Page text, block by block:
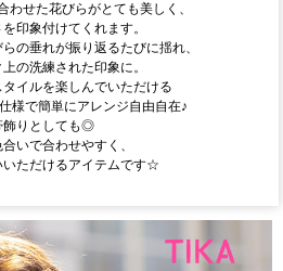
わせた花びらがとても美しく、
印象付けてくれます。
の垂れが振り返るたびに揺れ、
の洗練された印象に。
イルを楽しんでいただける
様で簡単にアレンジ自由自在♪
飾りとしても◎
いで合わせやすく、
いただけるアイテムです☆